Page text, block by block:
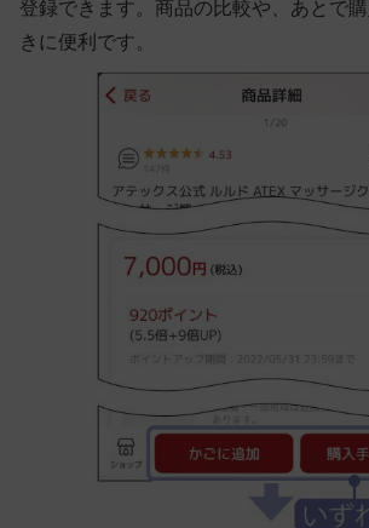
登録できます。商品の比較や、あとで
きに便利です。